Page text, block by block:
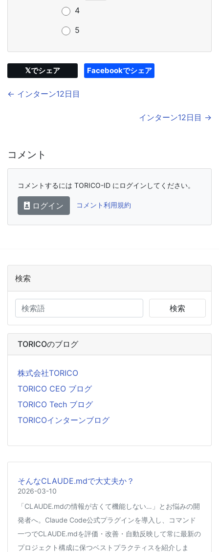
4
5
𝕏でシェア Facebookでシェア
← インターン12日目
インターン12日目 →
コメント
コメントするには TORICO-ID にログインしてください。
ログイン コメント利用規約
検索
検索
TORICOのブログ
株式会社TORICO
TORICO CEO ブログ
TORICO Tech ブログ
TORICOインターンブログ
そんなCLAUDE.mdで大丈夫か？
2026-03-10
「CLAUDE.mdの情報が古くて機能しない…」とお悩みの開
発者へ。Claude Code公式プラグインを導入し、コマンド
一つでCLAUDE.mdを評価・改善・自動反映して常に最新の
プロジェクト構成に保つベストプラクティスを紹介しま